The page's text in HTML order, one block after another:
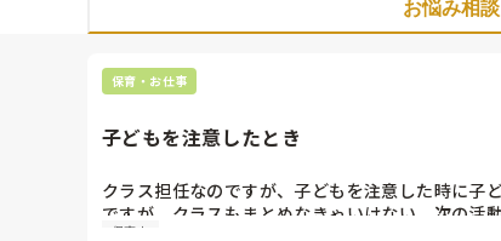
お悩み相談
保育・お仕事
子どもを注意したとき
クラス担任なのですが、子どもを注意した時に子
ですが、クラスもまとめなきゃいけない、次の活
保育士